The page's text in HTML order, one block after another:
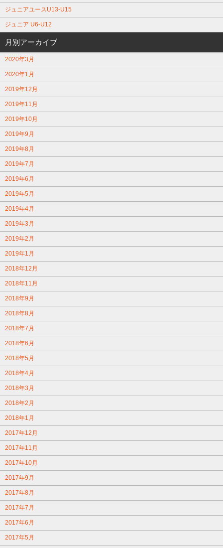
ジュニアユースU13-U15
ジュニア U6-U12
月別アーカイブ
2020年3月
2020年1月
2019年12月
2019年11月
2019年10月
2019年9月
2019年8月
2019年7月
2019年6月
2019年5月
2019年4月
2019年3月
2019年2月
2019年1月
2018年12月
2018年11月
2018年9月
2018年8月
2018年7月
2018年6月
2018年5月
2018年4月
2018年3月
2018年2月
2018年1月
2017年12月
2017年11月
2017年10月
2017年9月
2017年8月
2017年7月
2017年6月
2017年5月